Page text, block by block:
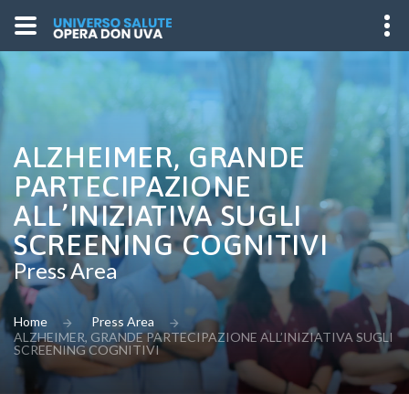
ALZHEIMER, GRANDE
PARTECIPAZIONE
ALL’INIZIATIVA SUGLI
SCREENING COGNITIVI
Press Area
Home
Press Area
ALZHEIMER, GRANDE PARTECIPAZIONE ALL’INIZIATIVA SUGLI
SCREENING COGNITIVI